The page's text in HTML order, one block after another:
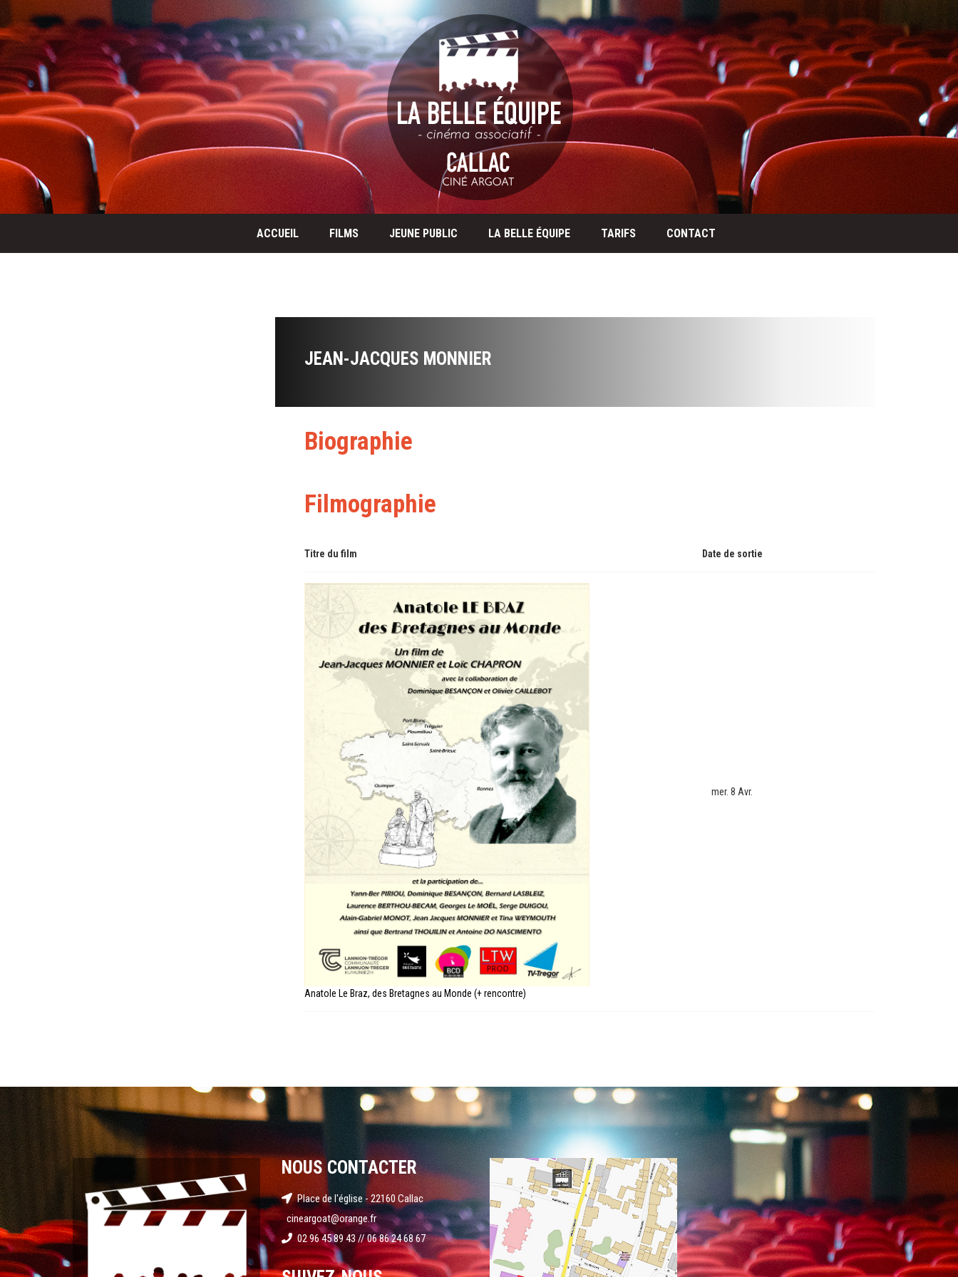
ACCUEIL FILMS JEUNE PUBLIC LA BELLE ÉQUIPE TARIFS CONTACT
JEAN-JACQUES MONNIER
Biographie
Filmographie
Titre du film Date de sortie
Anatole Le Braz, des Bretagnes au Monde (+ rencontre)
mer. 8 Avr.
NOUS CONTACTER
Place de l'église - 22160 Callac
cineargoat@orange.fr
02 96 45 89 43 // 06 86 24 68 67